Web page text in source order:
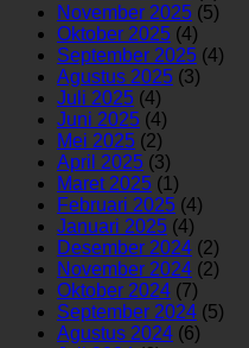
November 2025 (5)
Oktober 2025 (4)
September 2025 (4)
Agustus 2025 (3)
Juli 2025 (4)
Juni 2025 (4)
Mei 2025 (2)
April 2025 (3)
Maret 2025 (1)
Februari 2025 (4)
Januari 2025 (4)
Desember 2024 (2)
November 2024 (2)
Oktober 2024 (7)
September 2024 (5)
Agustus 2024 (6)